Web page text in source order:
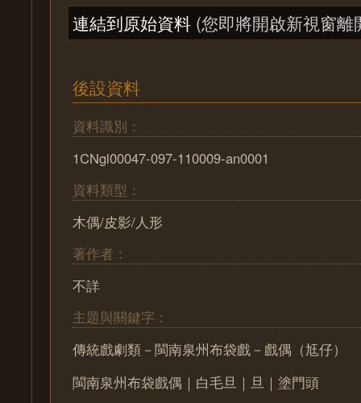
連結到原始資料 (您即將開啟新視窗離
後設資料
資料識別：
1CNgl00047-097-110009-an0001
資料類型：
木偶/皮影/人形
著作者：
不詳
主題與關鍵字：
傳統戲劇類－閩南泉州布袋戲－戲偶（尪仔）
閩南泉州布袋戲偶｜白毛旦｜旦｜塗門頭